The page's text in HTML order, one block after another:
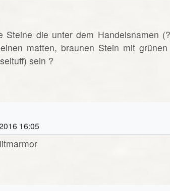
Steine die unter dem Handelsnamen
matten, braunen Stein mit
sein ?
16:05